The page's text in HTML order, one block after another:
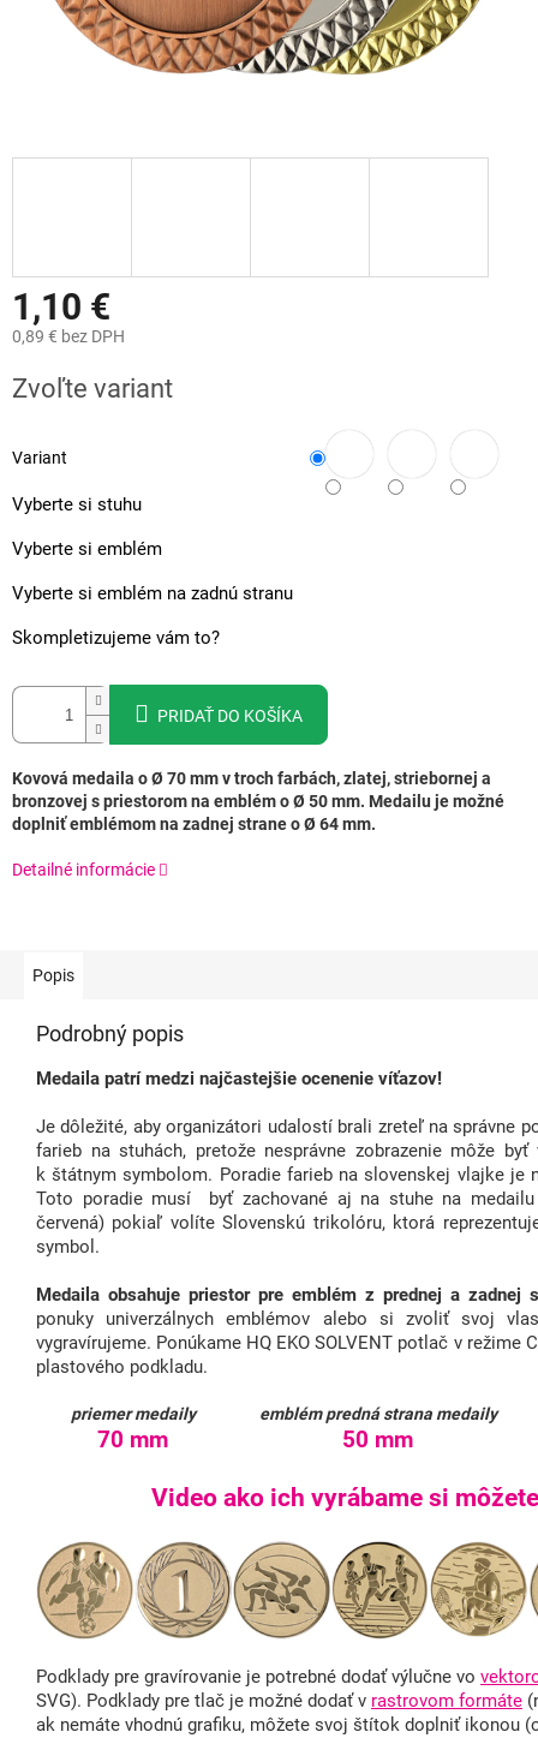
1,10 €
0,89 € bez DPH
cena:
Zvoľte variant
Variant
Vyberte si stuhu
Vyberte si emblém
Vyberte si emblém na zadnú stranu
Skompletizujeme vám to?
PRIDAŤ DO KOŠÍKA
Kovová medaila o Ø 70 mm v troch farbách, zlatej, striebornej a
bronzovej s priestorom na emblém o Ø 50 mm. Medailu je možné
doplniť emblémom na zadnej strane o Ø 64 mm.
Detailné informácie
Popis
Podrobný popis
Medaila patrí medzi najčastejšie ocenenie víťazov!
Je dôležité, aby organizátori udalostí brali zreteľ na správne
farieb na stuhách, pretože nesprávne zobrazenie môže
k štátnym symbolom. Poradie farieb na slovenskej vlajke je
Toto poradie musí byť zachované aj na stuhe na
červená) pokiaľ volíte Slovenskú trikolóru, ktorá
symbol.
Medaila obsahuje priestor pre emblém z prednej a zadnej
ponuky univerzálnych emblémov alebo si zvoliť svoj
vygravírujeme. Ponúkame HQ EKO SOLVENT potlač v režime
plastového podkladu.
priemer medaily emblém predná strana medaily
70 mm 50 mm
Video ako ich vyrábame si
Podklady pre gravírovanie je potrebné dodať výlučne vo
SVG). Podklady pre tlač je možné dodať v rastrovom formáte
ak nemáte vhodnú grafiku, môžete svoj štítok doplniť ikonou